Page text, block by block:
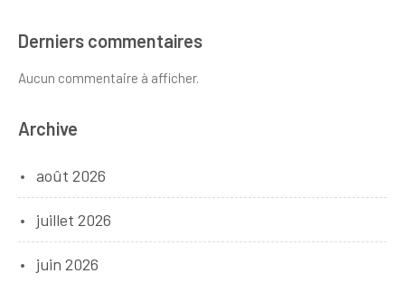
Derniers commentaires
Aucun commentaire à afficher.
Archive
août 2026
juillet 2026
juin 2026